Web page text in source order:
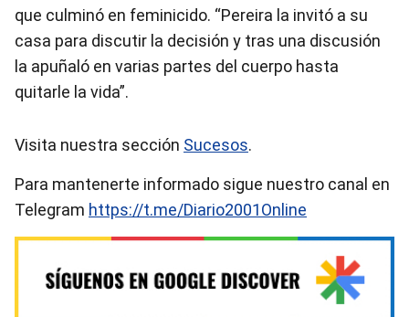
que culminó en feminicido. “Pereira la invitó a su
casa para discutir la decisión y tras una discusión
la apuñaló en varias partes del cuerpo hasta
quitarle la vida”.
Visita nuestra sección Sucesos.
Para mantenerte informado sigue nuestro canal en
Telegram https://t.me/Diario2001Online